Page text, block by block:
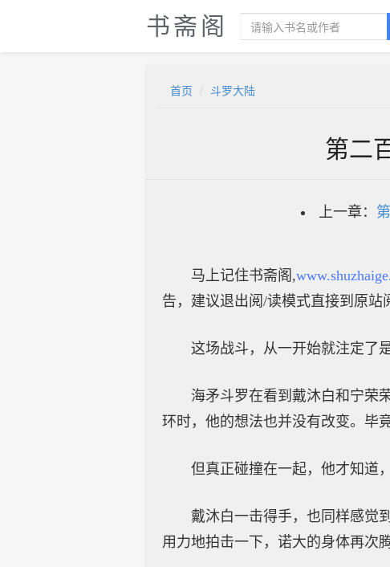
书斋阁
首页 斗罗大陆
第二
上一章：
马上记住书斋阁,
告，建议退出阅/读模式直接到原站
这场战斗，从一开始就注定了
海矛斗罗在看到戴沐白和宁荣
环时，他的想法也并没有改变。毕
但真正碰撞在一起，他才知道
戴沐白一击得手，也同样感觉
用力地拍击一下，诺大的身体再次